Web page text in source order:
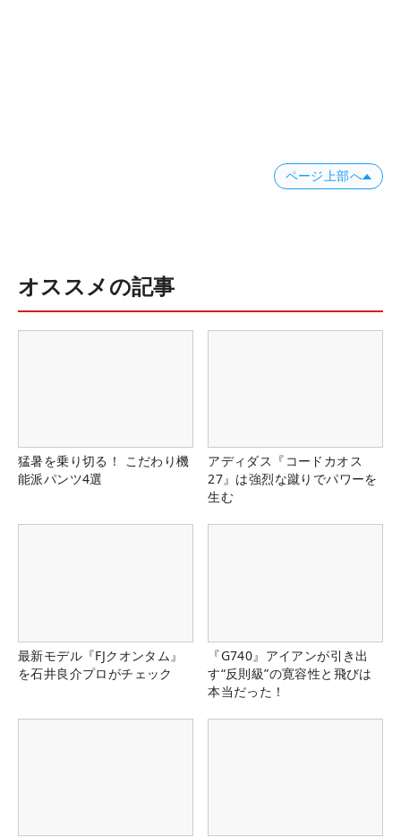
ページ上部へ
オススメの記事
猛暑を乗り切る！ こだわり機
能派パンツ4選
アディダス『コードカオス
27』は強烈な蹴りでパワーを
生む
最新モデル『FJクオンタム』
を石井良介プロがチェック
『G740』アイアンが引き出
す“反則級”の寛容性と飛びは
本当だった！